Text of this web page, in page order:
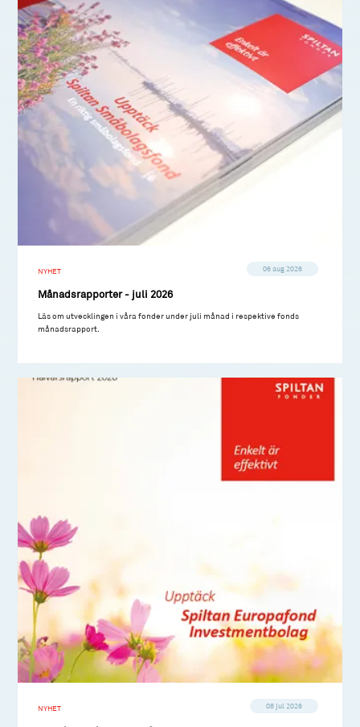
NYHET 06 aug 2026
Månadsrapporter - juli 2026
Läs om utvecklingen i våra fonder under juli månad i respektive fonds
månadsrapport.
NYHET 08 jul 2026